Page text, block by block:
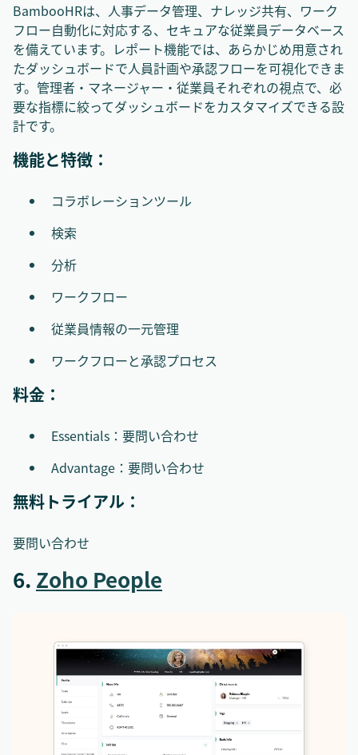
BambooHRは、人事データ管理、ナレッジ共有、ワーク
フロー自動化に対応する、セキュアな従業員データベース
を備えています。レポート機能では、あらかじめ用意され
たダッシュボードで人員計画や承認フローを可視化できま
す。管理者・マネージャー・従業員それぞれの視点で、必
要な指標に絞ってダッシュボードをカスタマイズできる設
計です。
機能と特徴：
コラボレーションツール
検索
分析
ワークフロー
従業員情報の一元管理
ワークフローと承認プロセス
料金：
Essentials：要問い合わせ
Advantage：要問い合わせ
無料トライアル：
要問い合わせ
6. Zoho People